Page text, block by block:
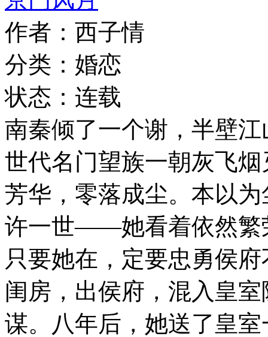
作者：西子情
分类：婚恋
状态：连载
南秦倾了一个谢，半壁
世代名门望族一朝灰飞
芳华，零落成尘。本以
许一世——她看着依然繁
只要她在，定要忠勇侯
闺房，出侯府，混入皇
谋。八年后，她送了皇